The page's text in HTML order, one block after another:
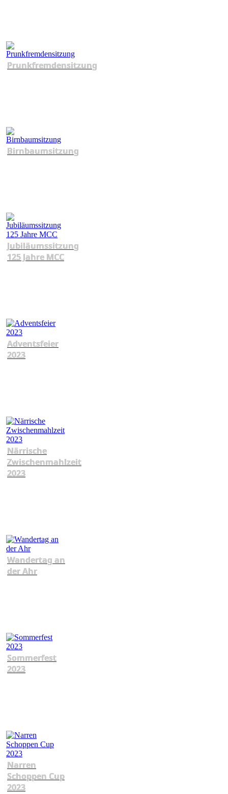
Prunkfremdensitzung
Birnbaumsitzung
Jubiläumssitzung
125 Jahre MCC
Adventsfeier
2023
Närrische
Zwischenmahlzeit
2023
Wandertag an
der Ahr
Sommerfest
2023
Narren
Schoppen Cup
2023